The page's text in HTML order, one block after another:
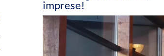
imprese!